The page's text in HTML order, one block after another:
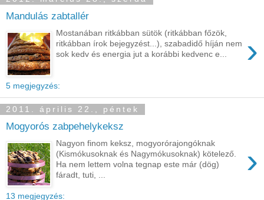
Mandulás zabtallér
›
Mostanában ritkábban sütök (ritkábban főzök,
ritkábban írok bejegyzést...), szabadidő híján nem
sok kedv és energia jut a korábbi kedvenc e...
5 megjegyzés:
2011. április 22., péntek
Mogyorós zabpehelykeksz
›
Nagyon finom keksz, mogyorórajongóknak
(Kismókusoknak és Nagymókusoknak) kötelező.
Ha nem lettem volna tegnap este már (dög)
fáradt, tuti, ...
13 megjegyzés: